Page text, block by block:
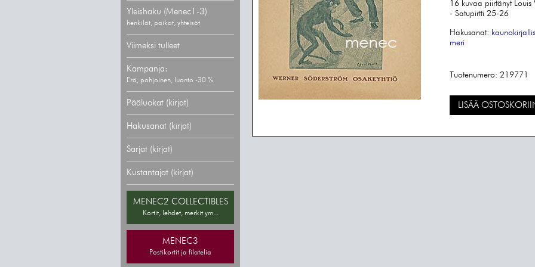
Yleishaku (Menec1-3)
henkilöt, paikat, yhteisöt
Viimeksi tulleet
Kampanja:
Erä, pohjoinen, luonto -30 %
Pääluokat (kirjat)
Hakusanat (kirjat)
Sarjat (kirjat)
Kustantajat (kirjat)
MENEC2 COLLECTIBLES
Kortit, lehdet, merkit ym...
MENEC3
Postikortit ja filatelia
16 kuvaa piirtänyt Louis
- Satupirtti 25-26
Hakusanat:
meri
Tuotenumero: 219771
LISÄÄ